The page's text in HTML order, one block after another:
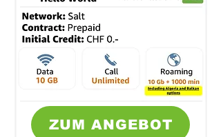
ZUM ANGEBOT